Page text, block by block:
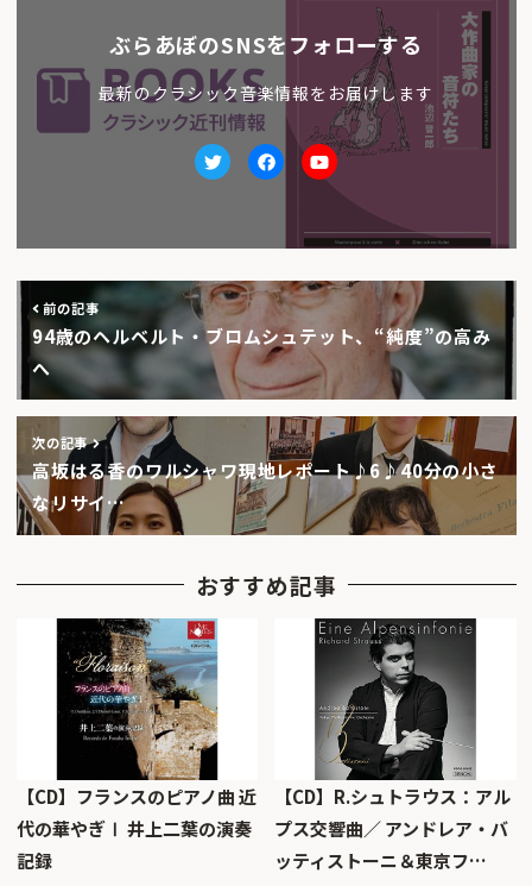
ぶらあぼのSNSをフォローする
最新のクラシック音楽情報をお届けします
TwitterfacebookYoutube
前の記事
94歳のヘルベルト・ブロムシュテット、“純度”の高み
へ
次の記事
高坂はる香のワルシャワ現地レポート♪6♪40分の小さ
なリサイ…
おすすめ記事
【CD】フランスのピアノ曲 近
代の華やぎⅠ 井上二葉の演奏
記録
【CD】R.シュトラウス：アル
プス交響曲／ アンドレア・バ
ッティストーニ＆東京フ…